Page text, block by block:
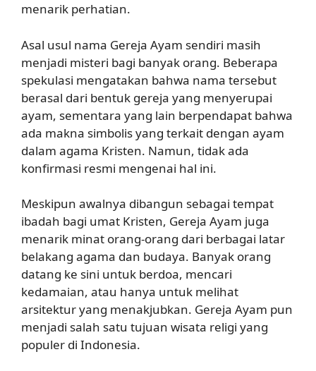
menarik perhatian.
Asal usul nama Gereja Ayam sendiri masih
menjadi misteri bagi banyak orang. Beberapa
spekulasi mengatakan bahwa nama tersebut
berasal dari bentuk gereja yang menyerupai
ayam, sementara yang lain berpendapat bahwa
ada makna simbolis yang terkait dengan ayam
dalam agama Kristen. Namun, tidak ada
konfirmasi resmi mengenai hal ini.
Meskipun awalnya dibangun sebagai tempat
ibadah bagi umat Kristen, Gereja Ayam juga
menarik minat orang-orang dari berbagai latar
belakang agama dan budaya. Banyak orang
datang ke sini untuk berdoa, mencari
kedamaian, atau hanya untuk melihat
arsitektur yang menakjubkan. Gereja Ayam pun
menjadi salah satu tujuan wisata religi yang
populer di Indonesia.